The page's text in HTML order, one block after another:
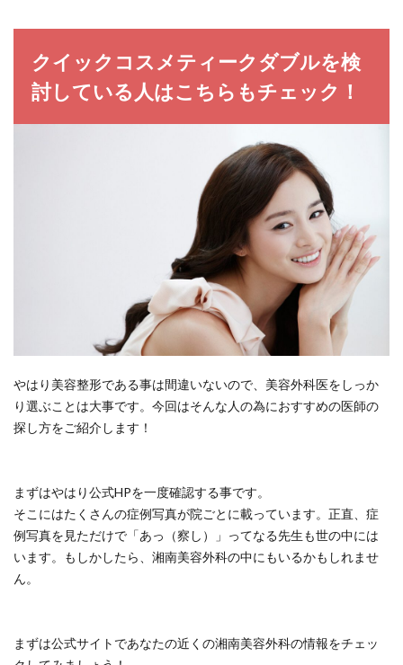
クイックコスメティークダブルを検
討している人はこちらもチェック！
やはり美容整形である事は間違いないので、美容外科医をしっか
り選ぶことは大事です。今回はそんな人の為におすすめの医師の
探し方をご紹介します！
まずはやはり公式HPを一度確認する事です。
そこにはたくさんの症例写真が院ごとに載っています。正直、症
例写真を見ただけで「あっ（察し）」ってなる先生も世の中には
います。もしかしたら、湘南美容外科の中にもいるかもしれませ
ん。
まずは公式サイトであなたの近くの湘南美容外科の情報をチェッ